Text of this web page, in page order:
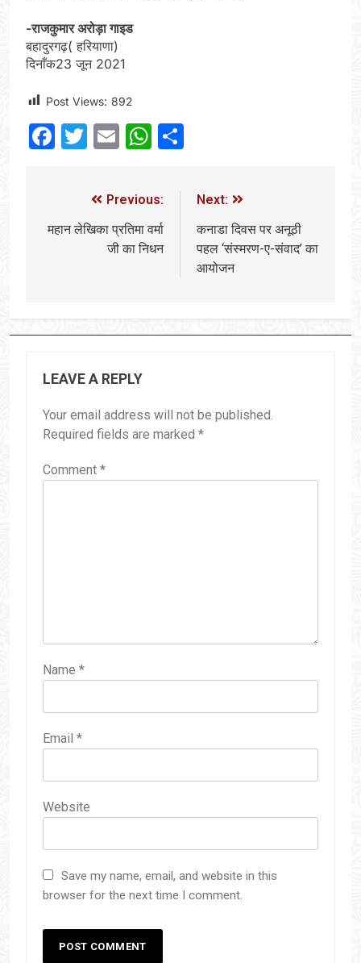
-राजकुमार अरोड़ा गाइड
बहादुरगढ़( हरियाणा)
दिनाँक23 जून 2021
Post Views: 892
Facebook
Twitter
EmailWhatsApp
Previous:
महान लेखिका प्रतिमा वर्मा
जी का निधन
Next:
कनाडा दिवस पर अनूठी
पहल ‘संस्मरण-ए-संवाद’ का
आयोजन
LEAVE A REPLY
Your email address will not be published.
Required fields are marked *
Comment *
Name *
Email *
Website
Save my name, email, and website in this
browser for the next time I comment.